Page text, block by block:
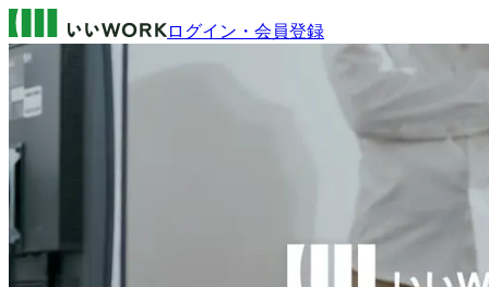
ログイン・会員登録